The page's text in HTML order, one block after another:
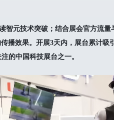
智元技术突破；结合展会官方流量
播效果。开展3天内，展台累计吸
的中国科技展台之一。